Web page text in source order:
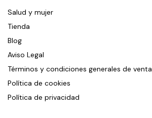
Salud y mujer
Tienda
Blog
Aviso Legal
Términos y condiciones generales de venta
Política de cookies
Política de privacidad